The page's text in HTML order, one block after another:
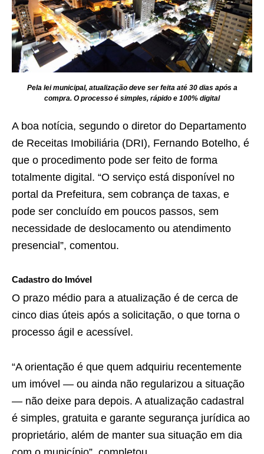
Pela lei municipal, atualização deve ser feita até 30 dias após a
compra. O processo é simples, rápido e 100% digital
A boa notícia, segundo o diretor do Departamento
de Receitas Imobiliária (DRI), Fernando Botelho, é
que o procedimento pode ser feito de forma
totalmente digital. “O serviço está disponível no
portal da Prefeitura, sem cobrança de taxas, e
pode ser concluído em poucos passos, sem
necessidade de deslocamento ou atendimento
presencial”, comentou.
Cadastro do Imóvel
O prazo médio para a atualização é de cerca de
cinco dias úteis após a solicitação, o que torna o
processo ágil e acessível.
“A orientação é que quem adquiriu recentemente
um imóvel — ou ainda não regularizou a situação
— não deixe para depois. A atualização cadastral
é simples, gratuita e garante segurança jurídica ao
proprietário, além de manter sua situação em dia